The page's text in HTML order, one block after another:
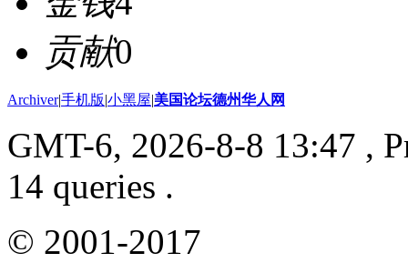
贡献0
Archiver|手机版|小黑屋|美国论坛德州华人网
GMT-6, 2026-8-8 13:47 ,
14 queries .
© 2001-2017